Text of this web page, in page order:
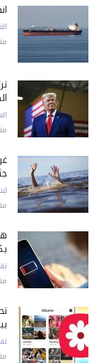
منذ
منذ
منذ
منذ
منذ